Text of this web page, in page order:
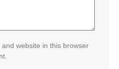
website in this browser